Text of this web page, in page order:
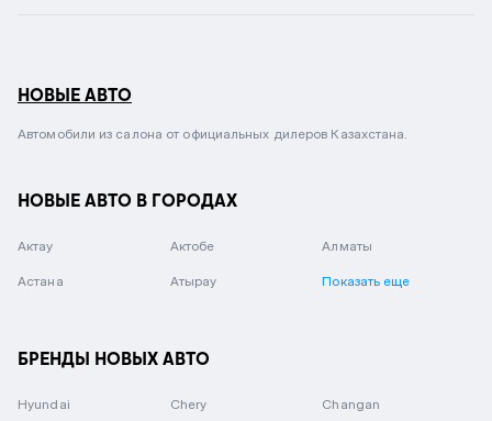
НОВЫЕ АВТО
Автомобили из салона от официальных дилеров Казахстана.
НОВЫЕ АВТО В ГОРОДАХ
Актау Актобе Алматы
Астана Атырау Показать еще
БРЕНДЫ НОВЫХ АВТО
Hyundai Chery Changan